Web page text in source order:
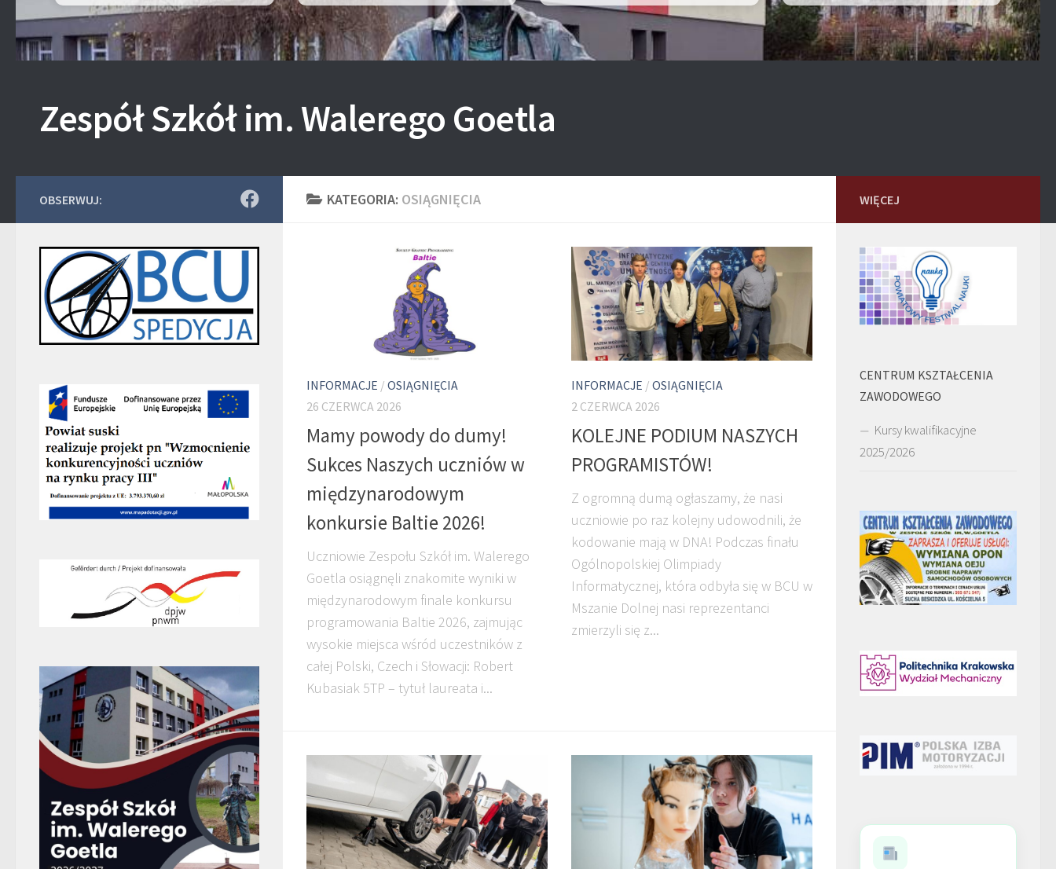
Zespół Szkół im. Walerego Goetla
KATEGORIA: OSIĄGNIĘCIA
INFORMACJE / OSIĄGNIĘCIA
26 CZERWCA 2026
Mamy powody do dumy!
Sukces Naszych uczniów w
międzynarodowym
konkursie Baltie 2026!
Uczniowie Zespołu Szkół im. Walerego
Goetla osiągnęli znakomite wyniki w
międzynarodowym finale konkursu
programowania Baltie 2026, zajmując
wysokie miejsca wśród uczestników z
całej Polski, Czech i Słowacji: Robert
Kubasiak 5TP – tytuł laureata i...
INFORMACJE / OSIĄGNIĘCIA
2 CZERWCA 2026
KOLEJNE PODIUM NASZYCH
PROGRAMISTÓW!
Z ogromną dumą ogłaszamy, że nasi
uczniowie po raz kolejny udowodnili, że
kodowanie mają w DNA! Podczas finału
Ogólnopolskiej Olimpiady
Informatycznej, która odbyła się w BCU w
Mszanie Dolnej nasi reprezentanci
zmierzyli się z...
OBSERWUJ: WIĘCEJ
CENTRUM KSZTAŁCENIA
ZAWODOWEGO
Kursy kwalifikacyjne
2025/2026